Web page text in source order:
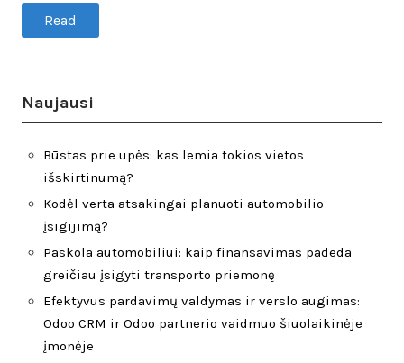
Read
Naujausi
Būstas prie upės: kas lemia tokios vietos
išskirtinumą?
Kodėl verta atsakingai planuoti automobilio
įsigijimą?
Paskola automobiliui: kaip finansavimas padeda
greičiau įsigyti transporto priemonę
Efektyvus pardavimų valdymas ir verslo augimas:
Odoo CRM ir Odoo partnerio vaidmuo šiuolaikinėje
įmonėje